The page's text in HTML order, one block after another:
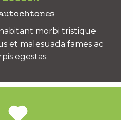
morbi tristique
et malesuada fames ac
egestas.